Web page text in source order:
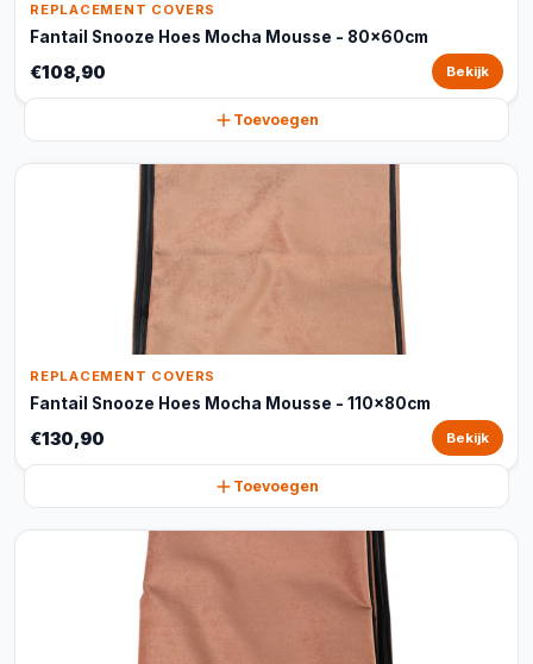
REPLACEMENT COVERS
Fantail Snooze Hoes Mocha Mousse - 80x60cm
€108,90 Bekijk
Toevoegen
REPLACEMENT COVERS
Fantail Snooze Hoes Mocha Mousse - 110x80cm
€130,90 Bekijk
Toevoegen